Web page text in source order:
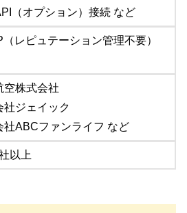
（オプション）接続 など
（レピュテーション管理不要）
空株式会社
社ジェイック
社ABCファンライフ など
以上